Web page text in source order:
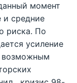
момент
и средние
риска. По
усиление
возможным